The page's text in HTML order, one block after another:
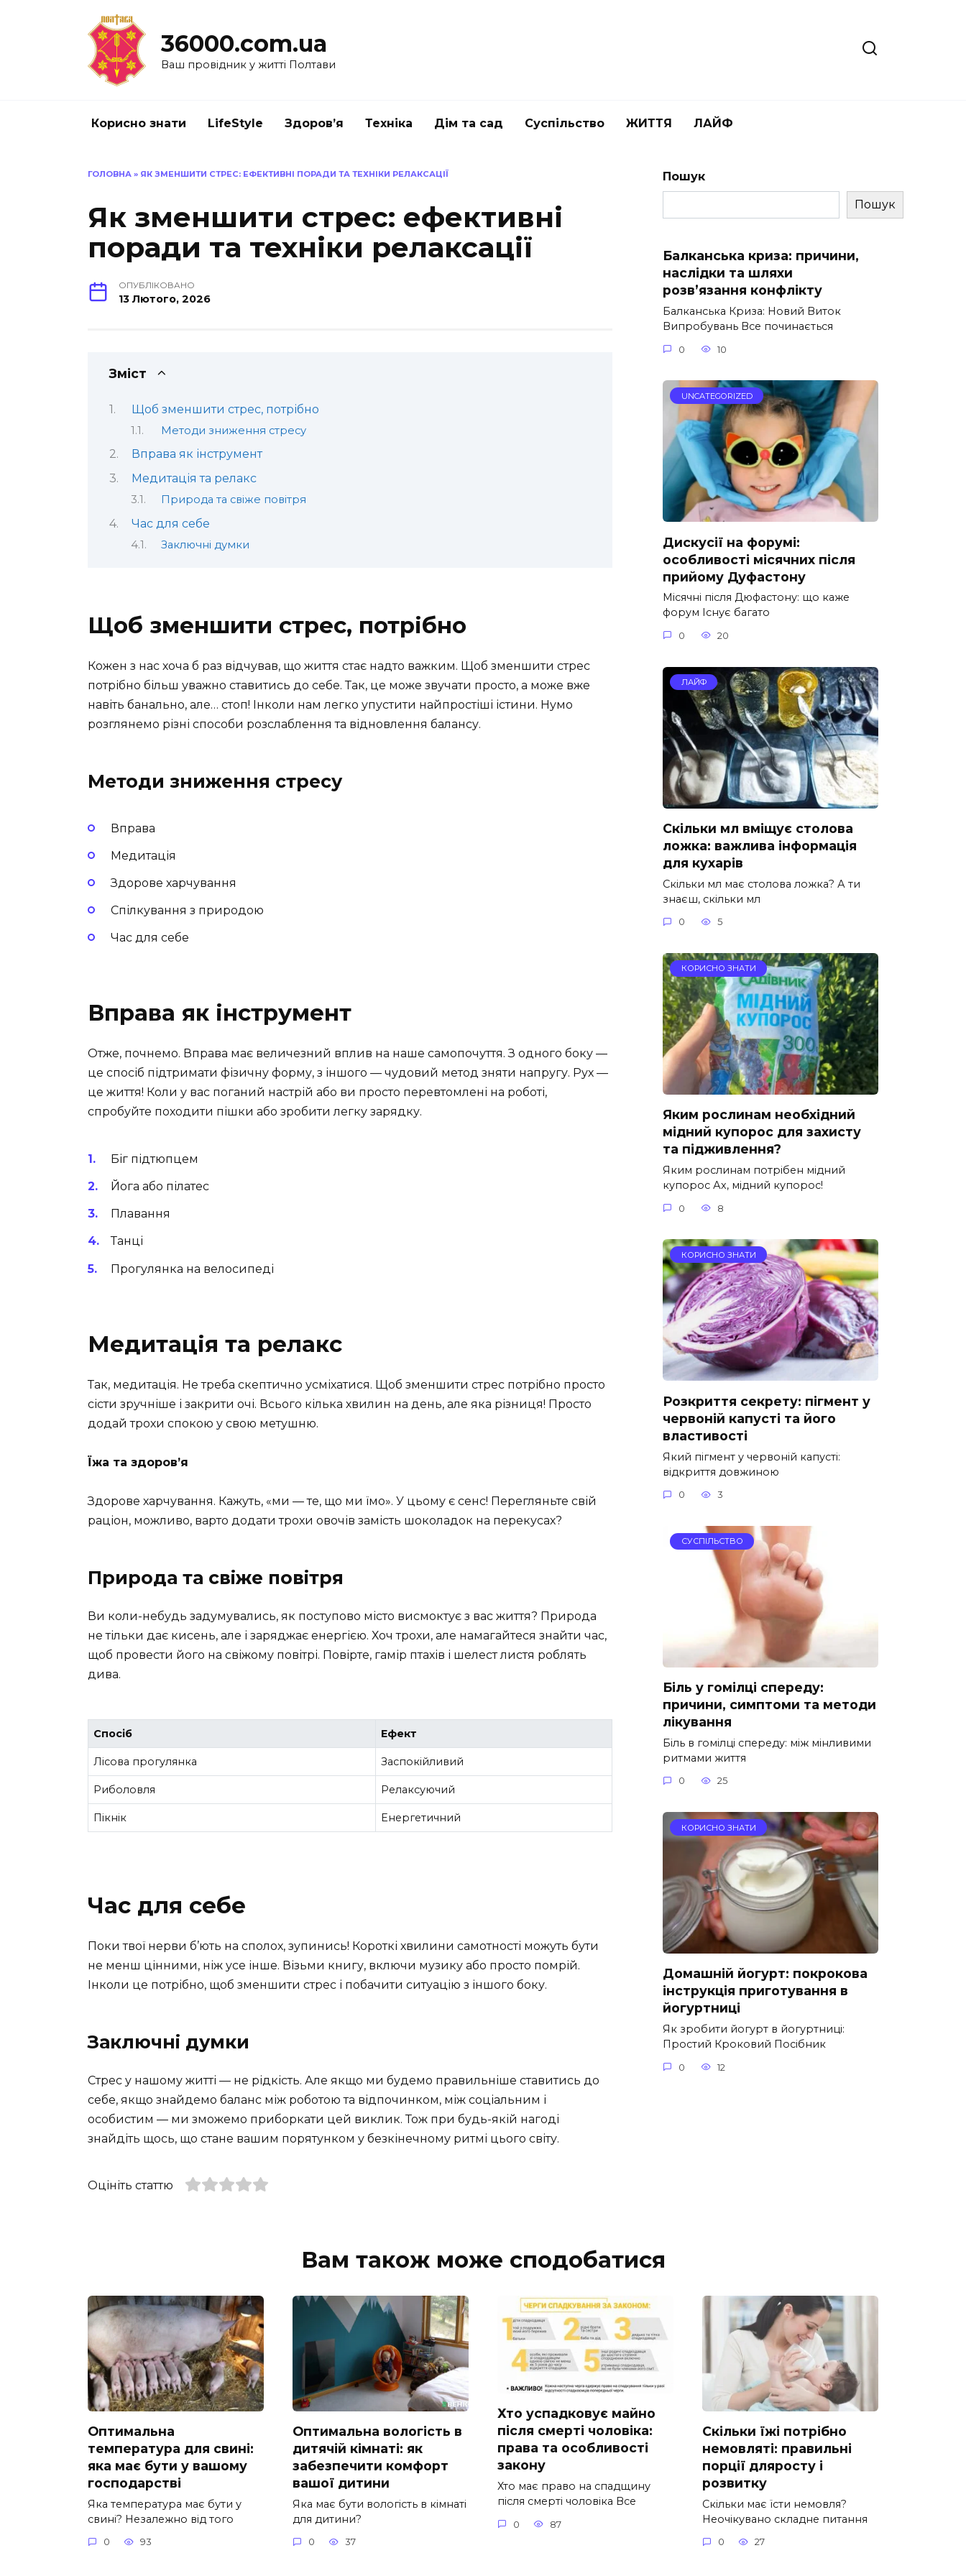
36000.com.ua
Ваш провідник у житті Полтави
Корисно знати LifeStyle Здоров’я Техніка Дім та сад Суспільство ЖИТТЯ ЛАЙФ
ГОЛОВНА » ЯК ЗМЕНШИТИ СТРЕС: ЕФЕКТИВНІ ПОРАДИ ТА ТЕХНІКИ РЕЛАКСАЦІЇ
Як зменшити стрес: ефективні
поради та техніки релаксації
ОПУБЛІКОВАНО
13 Лютого, 2026
Зміст
Щоб зменшити стрес, потрібно
Методи зниження стресу
Вправа як інструмент
Медитація та релакс
Природа та свіже повітря
Час для себе
Заключні думки
Щоб зменшити стрес, потрібно
Кожен з нас хоча б раз відчував, що життя стає надто важким. Щоб зменшити стрес
потрібно більш уважно ставитись до себе. Так, це може звучати просто, а може вже
навіть банально, але… стоп! Інколи нам легко упустити найпростіші істини. Нумо
розглянемо різні способи розслаблення та відновлення балансу.
Методи зниження стресу
Вправа
Медитація
Здорове харчування
Спілкування з природою
Час для себе
Вправа як інструмент
Отже, почнемо. Вправа має величезний вплив на наше самопочуття. З одного боку —
це спосіб підтримати фізичну форму, з іншого — чудовий метод зняти напругу. Рух —
це життя! Коли у вас поганий настрій або ви просто перевтомлені на роботі,
спробуйте походити пішки або зробити легку зарядку.
Біг підтюпцем
Йога або пілатес
Плавання
Танці
Прогулянка на велосипеді
Медитація та релакс
Так, медитація. Не треба скептично усміхатися. Щоб зменшити стрес потрібно просто
сісти зручніше і закрити очі. Всього кілька хвилин на день, але яка різниця! Просто
додай трохи спокою у свою метушню.
Їжа та здоров’я
Здорове харчування. Кажуть, «ми — те, що ми їмо». У цьому є сенс! Перегляньте свій
раціон, можливо, варто додати трохи овочів замість шоколадок на перекусах?
Природа та свіже повітря
Ви коли-небудь задумувались, як поступово місто висмоктує з вас життя? Природа
не тільки дає кисень, але і заряджає енергією. Хоч трохи, але намагайтеся знайти час,
щоб провести його на свіжому повітрі. Повірте, гамір птахів і шелест листя роблять
дива.
Спосіб Ефект
Лісова прогулянка Заспокійливий
Риболовля Релаксуючий
Пікнік Енергетичний
Час для себе
Поки твої нерви б’ють на сполох, зупинись! Короткі хвилини самотності можуть бути
не менш цінними, ніж усе інше. Візьми книгу, включи музику або просто помрій.
Інколи це потрібно, щоб зменшити стрес і побачити ситуацію з іншого боку.
Заключні думки
Стрес у нашому житті — не рідкість. Але якщо ми будемо правильніше ставитись до
себе, якщо знайдемо баланс між роботою та відпочинком, між соціальним і
особистим — ми зможемо приборкати цей виклик. Тож при будь-якій нагоді
знайдіть щось, що стане вашим порятунком у безкінечному ритмі цього світу.
Оцініть статтю
Пошук
Пошук
Балканська криза: причини,
наслідки та шляхи
розв’язання конфлікту
Балканська Криза: Новий Виток
Випробувань Все починається
0 10
UNCATEGORIZED
Дискусії на форумі:
особливості місячних після
прийому Дуфастону
Місячні після Дюфастону: що каже
форум Існує багато
0 20
ЛАЙФ
Скільки мл вміщує столова
ложка: важлива інформація
для кухарів
Скільки мл має столова ложка? А ти
знаєш, скільки мл
0 5
КОРИСНО ЗНАТИ
Яким рослинам необхідний
мідний купорос для захисту
та підживлення?
Яким рослинам потрібен мідний
купорос Ах, мідний купорос!
0 8
КОРИСНО ЗНАТИ
Розкриття секрету: пігмент у
червоній капусті та його
властивості
Який пігмент у червоній капусті:
відкриття довжиною
0 3
СУСПІЛЬСТВО
Біль у гомілці спереду:
причини, симптоми та методи
лікування
Біль в гомілці спереду: між мінливими
ритмами життя
0 25
КОРИСНО ЗНАТИ
Домашній йогурт: покрокова
інструкція приготування в
йогуртниці
Як зробити йогурт в йогуртниці:
Простий Кроковий Посібник
0 12
Вам також може сподобатися
Оптимальна
температура для свині:
яка має бути у вашому
господарстві
Яка температура має бути у
свині? Незалежно від того
0 93
Оптимальна вологість в
дитячій кімнаті: як
забезпечити комфорт
вашої дитини
Яка має бути вологість в кімнаті
для дитини?
0 37
Хто успадковує майно
після смерті чоловіка:
права та особливості
закону
Хто має право на спадщину
після смерті чоловіка Все
0 87
Скільки їжі потрібно
немовляті: правильні
порції дляросту і
розвитку
Скільки має їсти немовля?
Неочікувано складне питання
0 27